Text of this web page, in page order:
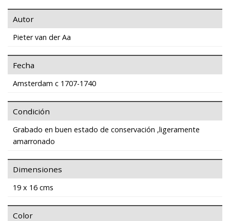
Autor
Pieter van der Aa
Fecha
Amsterdam c 1707-1740
Condición
Grabado en buen estado de conservación ,ligeramente
amarronado
Dimensiones
19 x 16 cms
Color